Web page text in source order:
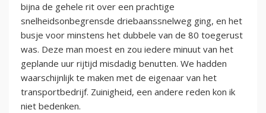
bijna de gehele rit over een prachtige
snelheidsonbegrensde driebaanssnelweg ging, en het
busje voor minstens het dubbele van de 80 toegerust
was. Deze man moest en zou iedere minuut van het
geplande uur rijtijd misdadig benutten. We hadden
waarschijnlijk te maken met de eigenaar van het
transportbedrijf. Zuinigheid, een andere reden kon ik
niet bedenken.